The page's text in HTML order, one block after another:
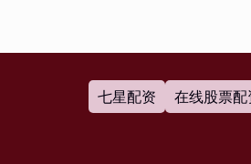
七星配资 在线股票配